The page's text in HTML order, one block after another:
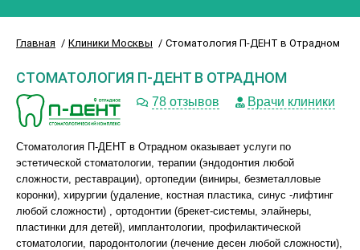
Главная Клиники Москвы Стоматология П-ДЕНТ в Отрадном
СТОМАТОЛОГИЯ П-ДЕНТ В ОТРАДНОМ
78 отзывов Врачи клиники
Стоматология П-ДЕНТ в Отрадном оказывает услуги по
эстетической стоматологии, терапии (эндодонтия любой
сложности, реставрации), ортопедии (виниры, безметалловые
коронки), хирургии (удаление, костная пластика, синус -лифтинг
любой сложности) , ортодонтии (брекет-системы, элайнеры,
пластинки для детей), имплантологии, профилактической
стоматологии, пародонтологии (лечение десен любой сложности),